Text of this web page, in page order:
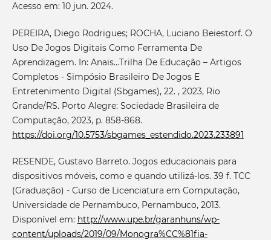
Acesso em: 10 jun. 2024.
PEREIRA, Diego Rodrigues; ROCHA, Luciano Beiestorf. O
Uso De Jogos Digitais Como Ferramenta De
Aprendizagem. In: Anais...Trilha De Educação – Artigos
Completos - Simpósio Brasileiro De Jogos E
Entretenimento Digital (Sbgames), 22. , 2023, Rio
Grande/RS. Porto Alegre: Sociedade Brasileira de
Computação, 2023, p. 858-868.
https://doi.org/10.5753/sbgames_estendido.2023.233891
RESENDE, Gustavo Barreto. Jogos educacionais para
dispositivos móveis, como e quando utilizá-los. 39 f. TCC
(Graduação) - Curso de Licenciatura em Computação,
Universidade de Pernambuco, Pernambuco, 2013.
Disponível em: http://www.upe.br/garanhuns/wp-
content/uploads/2019/09/Monogra%CC%81fia-